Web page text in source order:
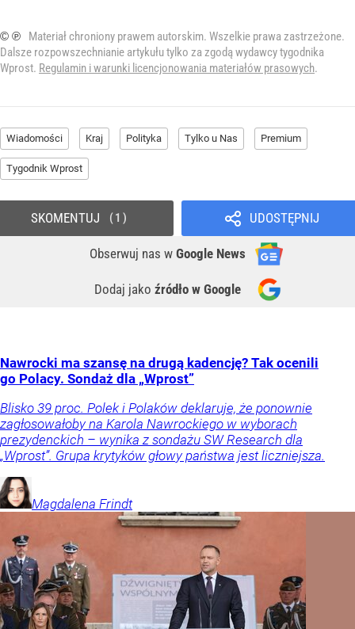
© ℗
Materiał chroniony prawem autorskim. Wszelkie prawa zastrzeżone.
Dalsze rozpowszechnianie artykułu tylko za zgodą wydawcy tygodnika
Wprost. Regulamin i warunki licencjonowania materiałów prasowych.
Wiadomości Kraj Polityka Tylko u Nas Premium
Tygodnik Wprost
UDOSTĘPNIJ
Obserwuj nas w Google News
Dodaj jako źródło w Google
SKOMENTUJ 1
Nawrocki ma szansę na drugą kadencję? Tak ocenili
go Polacy. Sondaż dla „Wprost”
Blisko 39 proc. Polek i Polaków deklaruje, że ponownie
zagłosowałoby na Karola Nawrockiego w wyborach
prezydenckich – wynika z sondażu SW Research dla
„Wprost”. Grupa krytyków głowy państwa jest liczniejsza.
Magdalena Frindt